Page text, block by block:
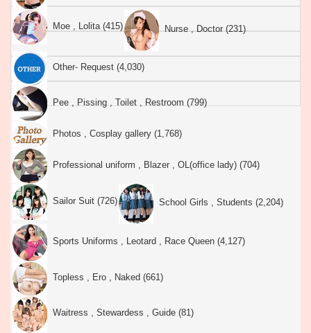
Moe , Lolita (415) Nurse , Doctor (231)
Other- Request (4,030)
Pee , Pissing , Toilet , Restroom (799)
Photos , Cosplay gallery (1,768)
Professional uniform , Blazer , OL(office lady) (704)
Sailor Suit (726) School Girls , Students (2,204)
Sports Uniforms , Leotard , Race Queen (4,127)
Topless , Ero , Naked (661)
Waitress , Stewardess , Guide (81)